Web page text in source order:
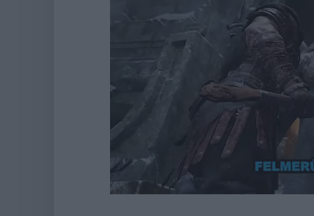
Unmute
21.86%